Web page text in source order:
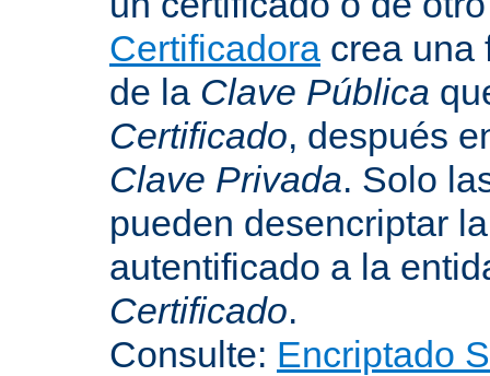
Certificadora crea una
de la Clave Pública
Certificado, después
Clave Privada. Solo
pueden desencriptar
autentificado a la
Certificado.
Consulte: Encriptado